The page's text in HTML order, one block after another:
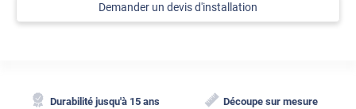
Demander un devis d'installation
Durabilité jusqu'à 15 ans Découpe sur mesure